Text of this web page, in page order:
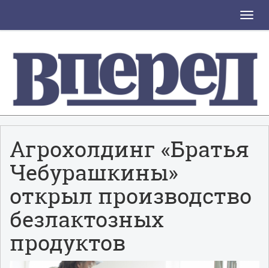
Toggle
Агрохолдинг «Братья
Чебурашкины»
открыл производство
безлактозных
продуктов